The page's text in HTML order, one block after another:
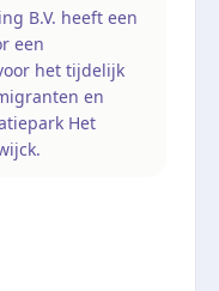
B.V. heeft een
een
het tijdelijk
en
Het